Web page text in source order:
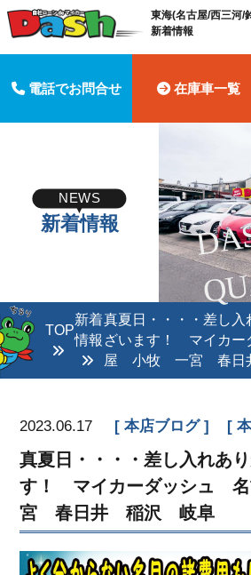
東海(名古屋/西三河/
新着情報
電話でお問合せ 在庫車一覧
NEWS
新着情報
TOP
新着
情報
真夏日・・・・差し入
ざいます！ マイカ
屋 小牧 一宮 春日
2023.06.17 本店ブログ
真夏日・・・・差し入れあ
す！ マイカーダッシュ
宮 春日井 稲沢 岐阜